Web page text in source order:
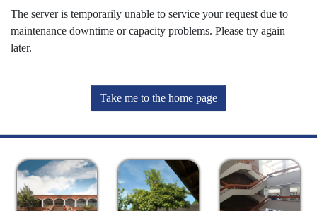
The server is temporarily unable to service your request due to
maintenance downtime or capacity problems. Please try again
later.
Take me to the home page